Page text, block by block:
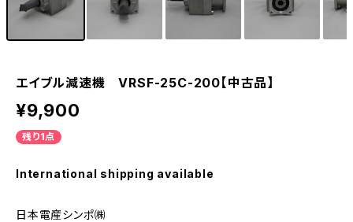
エイブル減速機 VRSF-25C-200【中古品】
¥9,900
残り1点
International shipping available
日本電産シンポ㈱